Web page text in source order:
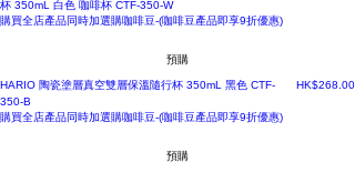
杯 350mL 白色 咖啡杯 CTF-350-W
購買全店產品同時加選購咖啡豆-(咖啡豆產品即享9折優惠)
預購
預購
HARIO 陶瓷塗層真空雙層保溫隨行杯 350mL 黑色 CTF-
350-B
價格
HK$268.00
購買全店產品同時加選購咖啡豆-(咖啡豆產品即享9折優惠)
預購